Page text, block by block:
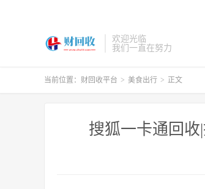
欢迎光临
我们一直在努力
当前位置： 财回收平台 > 美食出行 > 正文
搜狐一卡通回收